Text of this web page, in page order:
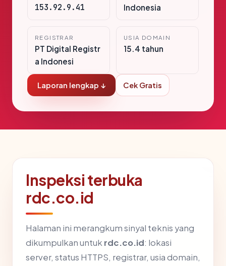
153.92.9.41 Indonesia
REGISTRAR
PT Digital Registr
a Indonesi
USIA DOMAIN
15.4 tahun
Laporan lengkap ↓ Cek Gratis
Inspeksi terbuka
rdc.co.id
Halaman ini merangkum sinyal teknis yang
dikumpulkan untukrdc.co.id: lokasi
server, status HTTPS, registrar, usia domain,